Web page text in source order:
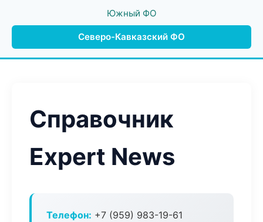
Южный ФО
Северо-Кавказский ФО
Справочник
Expert News
Телефон: +7 (959) 983-19-61